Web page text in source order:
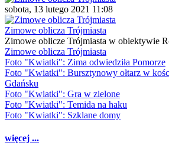
sobota, 13 lutego 2021 11:08
Zimowe oblicza Trójmiasta
Zimowe oblicze Trójmiasta w obiektywie
Zimowe oblicza Trójmiasta
Foto "Kwiatki": Zima odwiedziła Pomorze
Foto "Kwiatki": Bursztynowy ołtarz w
Gdańsku
Foto "Kwiatki": Gra w zielone
Foto "Kwiatki": Temida na haku
Foto "Kwiatki": Szklane domy
więcej ...